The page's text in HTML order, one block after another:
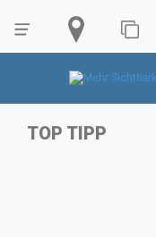
TOP TIPP